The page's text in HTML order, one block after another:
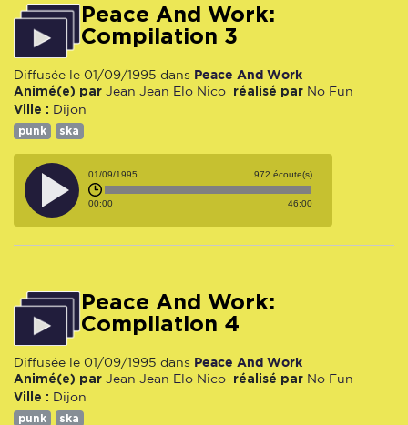
Peace And Work:
Compilation 3
Diffusée le 01/09/1995 dans Peace And Work
Animé(e) par Jean Jean Elo Nico réalisé par No Fun
Ville : Dijon
punk ska
01/09/1995 972 écoute(s)
00:00 46:00
Peace And Work:
Compilation 4
Diffusée le 01/09/1995 dans Peace And Work
Animé(e) par Jean Jean Elo Nico réalisé par No Fun
Ville : Dijon
punk ska